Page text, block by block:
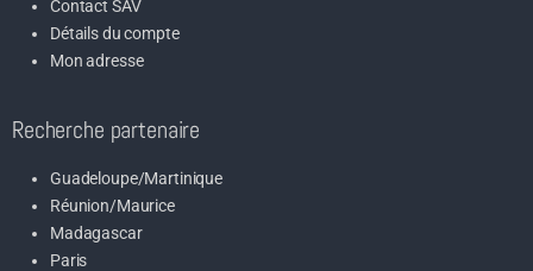
Contact SAV
Détails du compte
Mon adresse
Recherche partenaire
Guadeloupe/Martinique
Réunion/Maurice
Madagascar
Paris